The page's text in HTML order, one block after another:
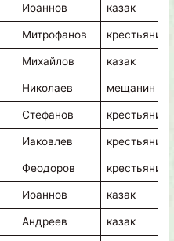
Иоаннов казак
Митрофанов крестьянин
Михайлов казак
Николаев мещанин
Стефанов крестьянин
Иаковлев крестьянин
Феодоров крестьянин
Иоаннов казак
Андреев казак